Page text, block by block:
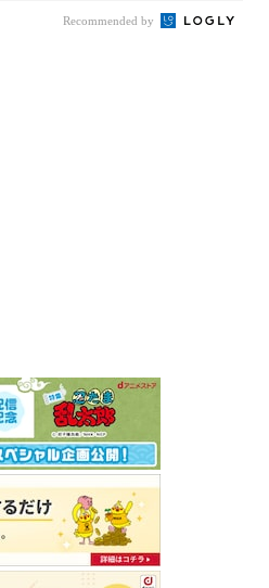
Recommended by